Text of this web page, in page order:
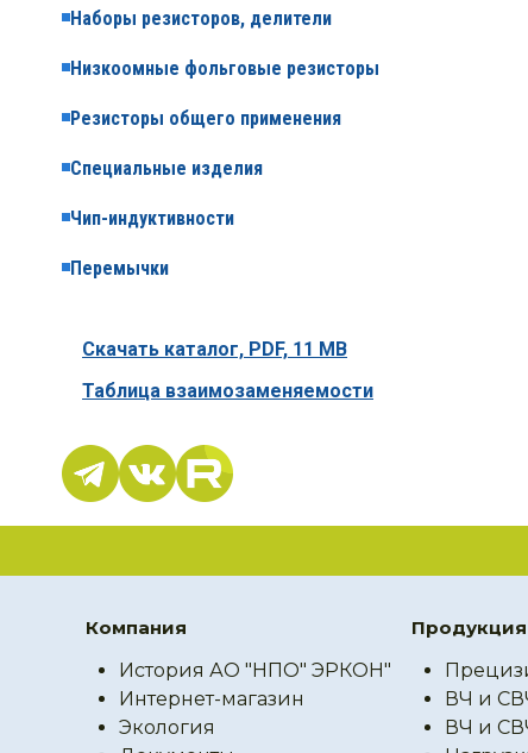
Наборы резисторов, делители
Низкоомные фольговые резисторы
Резисторы общего применения
Специальные изделия
Чип-индуктивности
Перемычки
Скачать каталог, PDF, 11 MB
Таблица взаимозаменяемости
Компания
История АО "НПО" ЭРКОН"
Интернет-магазин
Экология
Продукция
ВЧ и
ВЧ и